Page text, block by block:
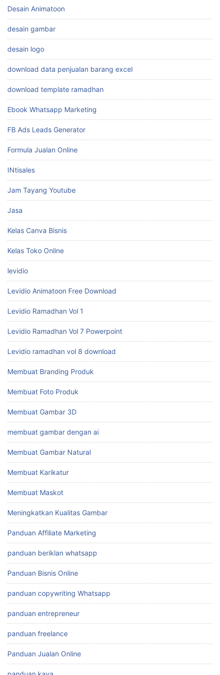
Desain Animatoon
desain gambar
desain logo
download data penjualan barang excel
download template ramadhan
Ebook Whatsapp Marketing
FB Ads Leads Generator
Formula Jualan Online
INtisales
Jam Tayang Youtube
Jasa
Kelas Canva Bisnis
Kelas Toko Online
levidio
Levidio Animatoon Free Download
Levidio Ramadhan Vol 1
Levidio Ramadhan Vol 7 Powerpoint
Levidio ramadhan vol 8 download
Membuat Branding Produk
Membuat Foto Produk
Membuat Gambar 3D
membuat gambar dengan ai
Membuat Gambar Natural
Membuat Karikatur
Membuat Maskot
Meningkatkan Kualitas Gambar
Panduan Affiliate Marketing
panduan beriklan whatsapp
Panduan Bisnis Online
panduan copywriting Whatsapp
panduan entrepreneur
panduan freelance
Panduan Jualan Online